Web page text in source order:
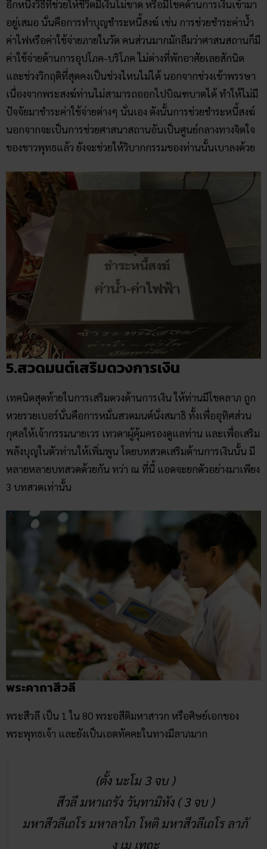
อีกหนึ่งวิธีที่ช่วยให้ชีวิตมีเงินไม่ขาด หรือมีโชคด้านการเงินเข้ามา
อยู่เสมอ นั่นคือการทำบุญชำระหนี้สงฆ์ เช่น การช่วยชำระค่าน้ำ
ค่าไฟหรือค่าใช้จ่ายภายในวัด คนส่วนมากมักลืมว่าศาสนสถานก็มี
ค่าใช้จ่ายด้านการอุปโภค-บริโภค ไม่ต่างที่พักอาศัยเลยสักนิด
และช่วงวิกฤติที่สุดคงเป็นช่วงไหนไม่ได้ นอกจากช่วงเข้าพรรษา
เนื่องจากพระสงฆ์ท่านไม่สามารถออกไปบิณฑบาตได้ ทำให้ไม่มี
ปัจจัยมาชำระค่าใช้จ่ายต่างๆ นั่นเอง ดังนั้นการช่วยชำระหนี้สงฆ์
นอกจากจะเป็นการช่วยศาสนาสถานอันเป็นศูนย์กลางทางจิตใจ
ของชาวพุทธแล้ว ยังจะช่วยให้วิบากกรรมของท่านนั้นเบาลงด้วย
5.สวดมนต์เสริมดวงการเงิน
เทคนิดสุดท้ายในการเสริมดวงด้านการเงิน ให้ท่านมีโชคลาภ ถูก
หวยรวยเบอร์นั่นคือการหมั่นสวดมนต์นั่งสมาธิ ทั้งเพื่ออุทิศส่วน
กุศลให้เจ้ากรรมนายเวร เทวดาผู้คุ้มครองดูแลท่าน และเพื่อเสริม
พลังบุญในตัวท่านให้เพิ่มพูน โดยบทสวดเสริมด้านการเงินนั้น มี
หลายหลายบทสวดด้วยกัน ทว่า ณ ที่นี้ แอดจะยกตัวอย่างมาเพียง
3 บทสวดเท่านั้น
พระคาถาสีวลี
พระสีวลี เป็น 1 ใน 80 พระอสีติมหาสาวก หรือศิษย์เอกของ
พระพุทธเจ้า และยังเป็นเอตทัคคะในทางมีลาภมาก
(ตั้ง นะโม 3 จบ )
สีวลี มหาเถรัง วันฺทามิหัง ( 3 จบ )
มหาสีวลีเถโร มหาลาโภ โหติ มหาสีวลีเถโร ลาภั
ง เม เทถะ